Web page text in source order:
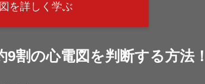
を詳しく学ぶ
割の心電図を判断する方法